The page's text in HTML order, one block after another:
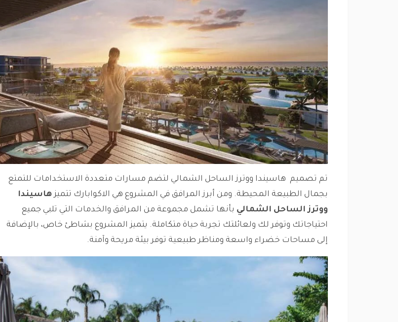
تم تصميم هاسيندا ووترز الساحل الشمالي لتضم مسارات متعددة الاستخدامات للتمتع
بجمال الطبيعة المحيطة. ومن أبرز المرافق في المشروع هي الاكوابارك تتميزهاسيندا
ووترز الساحل الشمالي بأنها تشمل مجموعة من المرافق والخدمات التي تلبي جميع
احتياجاتك وتوفر لك ولعائلتك تجربة حياة متكاملة. يتميز المشروع بشاطئ خاص، بالإضافة
إلى مساحات خضراء واسعة ومناظر طبيعية توفر بيئة مريحة وآمنة.